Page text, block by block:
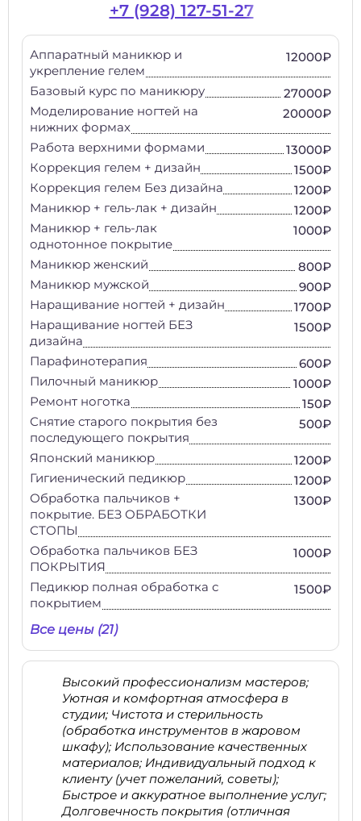
+7 (928) 127-51-27
Аппаратный маникюр и
укрепление гелем
12000₽
Базовый курс по маникюру
27000₽
Моделирование ногтей на
нижних формах
20000₽
Работа верхними формами
13000₽
Коррекция гелем + дизайн
1500₽
Коррекция гелем Без дизайна
1200₽
Маникюр + гель-лак + дизайн
1200₽
Маникюр + гель-лак
однотонное покрытие
1000₽
Маникюр женский
800₽
Маникюр мужской
900₽
Наращивание ногтей + дизайн
1700₽
Наращивание ногтей БЕЗ
дизайна
1500₽
Парафинотерапия
600₽
Пилочный маникюр
1000₽
Ремонт ноготка
150₽
Снятие старого покрытия без
последующего покрытия
500₽
Японский маникюр
1200₽
Гигиенический педикюр
1200₽
Обработка пальчиков +
покрытие. БЕЗ ОБРАБОТКИ
СТОПЫ
1300₽
Обработка пальчиков БЕЗ
ПОКРЫТИЯ
1000₽
Педикюр полная обработка с
покрытием
1500₽
Все цены (21)
Высокий профессионализм мастеров;
Уютная и комфортная атмосфера в
студии; Чистота и стерильность
(обработка инструментов в жаровом
шкафу); Использование качественных
материалов; Индивидуальный подход к
клиенту (учет пожеланий, советы);
Быстрое и аккуратное выполнение услуг;
Долговечность покрытия (отличная